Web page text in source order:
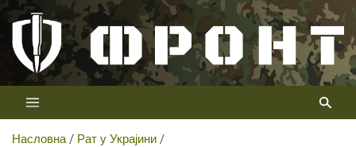
Скип
цонтент
Телевизија ФРОНТ
Први војни канал у Србији
Насловна
Рат у Украјини